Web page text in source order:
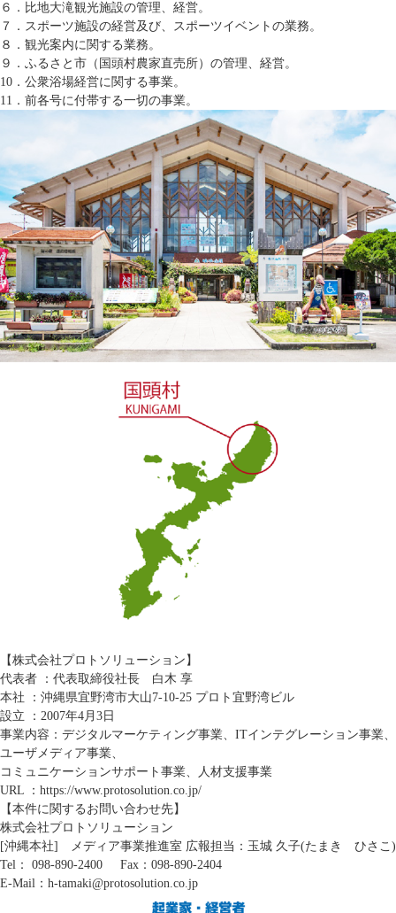
６．比地大滝観光施設の管理、経営。
７．スポーツ施設の経営及び、スポーツイベントの業務。
８．観光案内に関する業務。
９．ふるさと市（国頭村農家直売所）の管理、経営。
10．公衆浴場経営に関する事業。
11．前各号に付帯する一切の事業。
【株式会社プロトソリューション】
代表者 ：代表取締役社長 白木 享
本社 ：沖縄県宜野湾市大山7-10-25 プロト宜野湾ビル
設立 ：2007年4月3日
事業内容：デジタルマーケティング事業、ITインテグレーション事業、
ユーザメディア事業、
コミュニケーションサポート事業、人材支援事業
URL ： https://www.protosolution.co.jp/
【本件に関するお問い合わせ先】
株式会社プロトソリューション
[沖縄本社] メディア事業推進室 広報担当：玉城 久子(たまき ひさこ)
Tel： 098-890-2400
Fax：098-890-2404
E-Mail：h-tamaki@protosolution.co.jp